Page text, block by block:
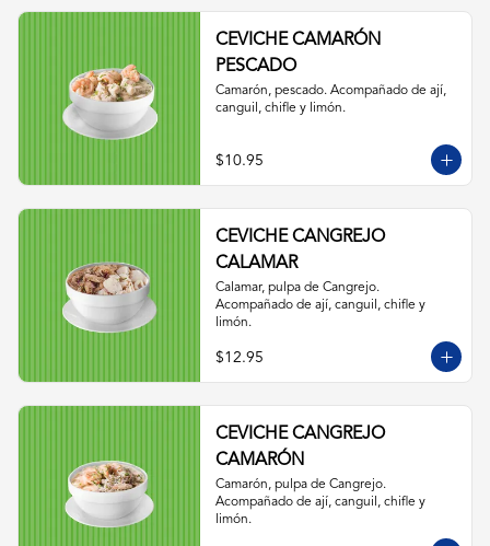
CEVICHE CAMARÓN
PESCADO
Camarón, pescado. Acompañado de ají,
canguil, chifle y limón.
$10.95
CEVICHE CANGREJO
CALAMAR
Calamar, pulpa de Cangrejo.
Acompañado de ají, canguil, chifle y
limón.
$12.95
CEVICHE CANGREJO
CAMARÓN
Camarón, pulpa de Cangrejo.
Acompañado de ají, canguil, chifle y
limón.